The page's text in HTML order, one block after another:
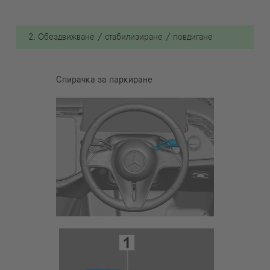
2. Обездвижване / стабилизиране / повдигане
Спирачка за паркиране